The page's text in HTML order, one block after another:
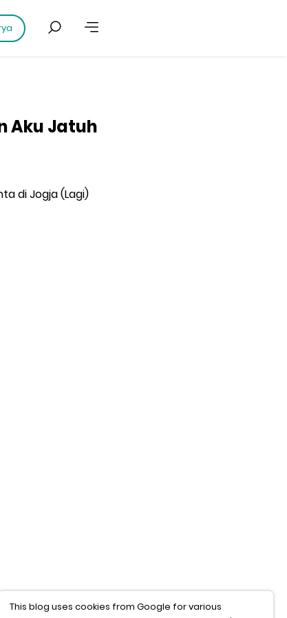
Aku Jatuh
di Jogja (Lagi)
This blog uses cookies from Google for various